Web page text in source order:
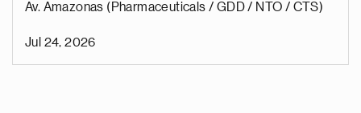
Av. Amazonas (Pharmaceuticals / GDD / NTO / CTS)
Jul 24, 2026